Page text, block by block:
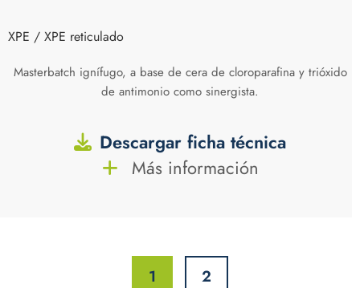
XPE / XPE reticulado
Masterbatch ignífugo, a base de cera de cloroparafina y trióxido
de antimonio como sinergista.
Descargar ficha técnica
Más información
1 2